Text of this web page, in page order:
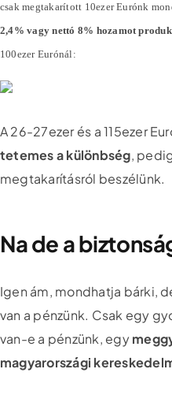
csak megtakarított 10ezer Eurónk
2,4% vagy nettó 8% hozamot
100ezer Eurónál:
A 26-27ezer és a 115ezer
tetemes a különbség,
megtakarításról beszélünk.
Na de a
Igen ám, mondhatja bárki,
van a pénzünk. Csak egy
van-e a pénzünk, egy
magyarországi